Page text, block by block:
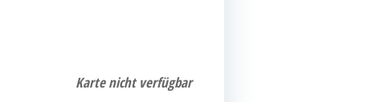
Kar­te nicht verfügbar